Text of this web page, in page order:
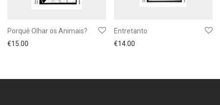
Porquê Olhar os Animais?
€15.00
Entretanto
€14.00